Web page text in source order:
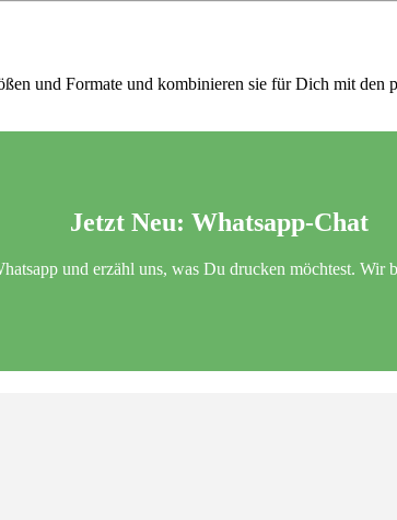
und Formate und kombinieren sie für Dich mit den
Jetzt Neu: Whatsapp-Chat
und erzähl uns, was Du drucken möchtest. Wir